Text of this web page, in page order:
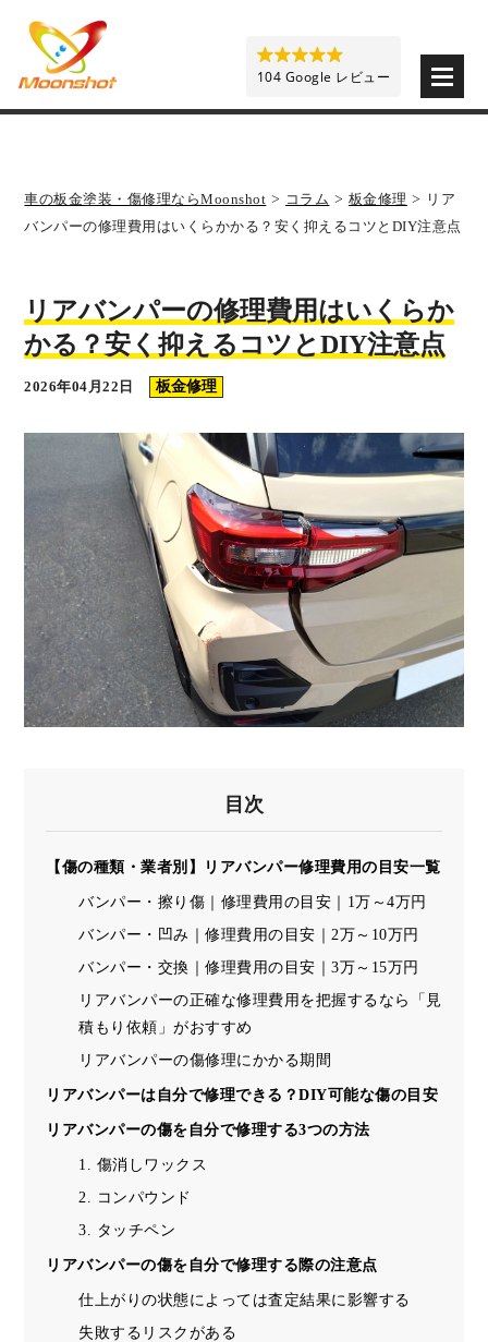
車の板金塗装・傷修理ならMoonshot > コラム > 板金修理 > リア
バンパーの修理費用はいくらかかる？安く抑えるコツとDIY注意点
リアバンパーの修理費用はいくらか
かる？安く抑えるコツとDIY注意点
2026年04月22日 板金修理
目次
【傷の種類・業者別】リアバンパー修理費用の目安一覧
バンパー・擦り傷｜修理費用の目安｜1万～4万円
バンパー・凹み｜修理費用の目安｜2万～10万円
バンパー・交換｜修理費用の目安｜3万～15万円
リアバンパーの正確な修理費用を把握するなら「見
積もり依頼」がおすすめ
リアバンパーの傷修理にかかる期間
リアバンパーは自分で修理できる？DIY可能な傷の目安
リアバンパーの傷を自分で修理する3つの方法
1. 傷消しワックス
2. コンパウンド
3. タッチペン
リアバンパーの傷を自分で修理する際の注意点
仕上がりの状態によっては査定結果に影響する
失敗するリスクがある
104 Google レビュー